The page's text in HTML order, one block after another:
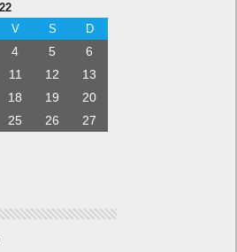
V S D
4 5
6
11 12
13
18 19
20
25 26
27